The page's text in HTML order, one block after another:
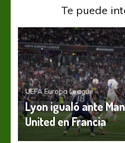
Te puede
UEFA Europa League
Lyon igualó ante
United en Francia
Torneos Internacionales UEFA
UEL: Teutones y